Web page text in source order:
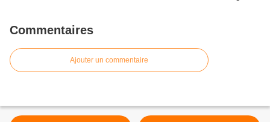
Commentaires
Ajouter un commentaire